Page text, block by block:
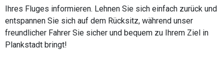
Ihres Fluges informieren. Lehnen Sie sich einfach zurück und
entspannen Sie sich auf dem Rücksitz, während unser
freundlicher Fahrer Sie sicher und bequem zu Ihrem Ziel in
Plankstadt bringt!